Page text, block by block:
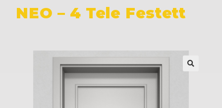
NEO – 4 Tele Festett